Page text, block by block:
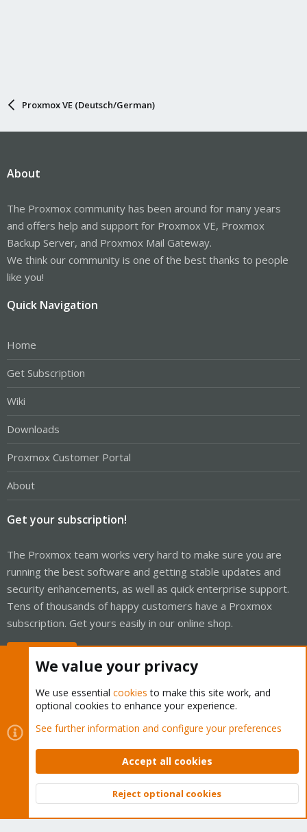
Proxmox VE (Deutsch/German)
About
The Proxmox community has been around for many years
and offers help and support for Proxmox VE, Proxmox
Backup Server, and Proxmox Mail Gateway.
We think our community is one of the best thanks to people
like you!
Quick Navigation
Home
Get Subscription
Wiki
Downloads
Proxmox Customer Portal
About
Get your subscription!
The Proxmox team works very hard to make sure you are
running the best software and getting stable updates and
security enhancements, as well as quick enterprise support.
Tens of thousands of happy customers have a Proxmox
subscription. Get yours easily in our online shop.
Cookies
Proxmox Support Forum - Light Mode
Contact us
Terms and rules Privacy policy Help Home
Community platform by XenForo © 2010-2026 XenForo Ltd.
Top
We value your privacy
We use essential cookies to make this site work, and
optional cookies to enhance your experience.
See further information and configure your preferences
Accept all cookies
Reject optional cookies